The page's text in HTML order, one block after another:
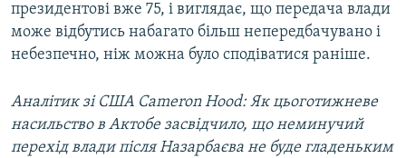
президентові вже 75, і виглядає, що передача влади
може відбутись набагато більш непередбачувано і
небезпечно, ніж можна було сподіватися раніше.
Аналітик зі США Cameron Hood: Як цьоготижневе
насильство в Актобе засвідчило, що неминучий
перехід влади після Назарбаєва не буде гладеньким